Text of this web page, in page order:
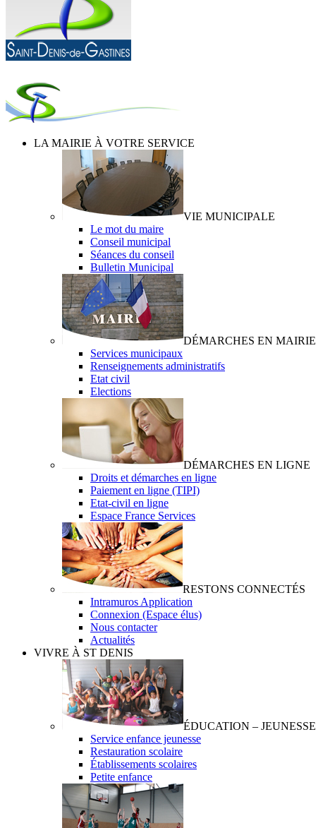
LA MAIRIE À VOTRE SERVICE
VIE MUNICIPALE
Le mot du maire
Conseil municipal
Séances du conseil
Bulletin Municipal
DÉMARCHES EN MAIRIE
Services municipaux
Renseignements administratifs
Etat civil
Elections
DÉMARCHES EN LIGNE
Droits et démarches en ligne
Paiement en ligne (TIPI)
Etat-civil en ligne
Espace France Services
RESTONS CONNECTÉS
Intramuros Application
Connexion (Espace élus)
Nous contacter
Actualités
VIVRE À ST DENIS
ÉDUCATION – JEUNESSE
Service enfance jeunesse
Restauration scolaire
Établissements scolaires
Petite enfance